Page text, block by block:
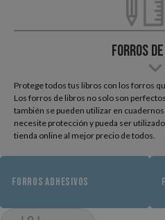
Forros
Protege todos tus libros con los forros
Los forros de libros no solo son
también se pueden utilizar en
necesite protección y pueda ser
tienda online al mejor precio de todos.
FORROS ADHESIVOS